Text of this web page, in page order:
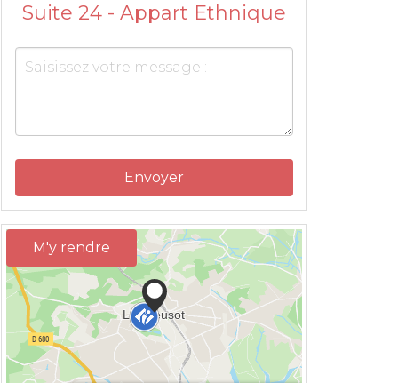
Suite 24 - Appart Ethnique
Envoyer
M'y rendre